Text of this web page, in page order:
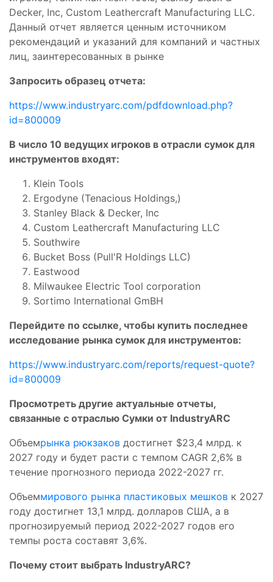
Decker, Inc, Custom Leathercraft Manufacturing LLC.
Данный отчет является ценным источником
рекомендаций и указаний для компаний и частных
лиц, заинтересованных в рынке
Запросить образец отчета:
https://www.industryarc.com/pdfdownload.php?
id=800009
В число 10 ведущих игроков в отрасли сумок для
инструментов входят:
Klein Tools
Ergodyne (Tenacious Holdings,)
Stanley Black & Decker, Inc
Custom Leathercraft Manufacturing LLC
Southwire
Bucket Boss (Pull'R Holdings LLC)
Eastwood
Milwaukee Electric Tool corporation
Sortimo International GmBH
Перейдите по ссылке, чтобы купить последнее
исследование рынка сумок для инструментов:
https://www.industryarc.com/reports/request-quote?
id=800009
Просмотреть другие актуальные отчеты,
связанные с отраслью Сумки от IndustryARC
Объемрынка рюкзаков достигнет $23,4 млрд. к
2027 году и будет расти с темпом CAGR 2,6% в
течение прогнозного периода 2022-2027 гг.
Объеммирового рынка пластиковых мешков к 2027
году достигнет 13,1 млрд. долларов США, а в
прогнозируемый период 2022-2027 годов его
темпы роста составят 3,6%.
Почему стоит выбрать IndustryARC?